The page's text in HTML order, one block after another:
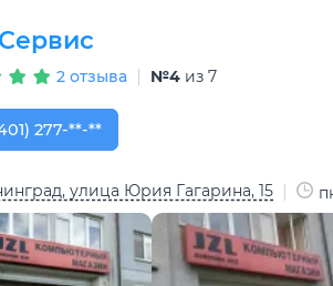
2 отзыва №4 из 7
277-71-33
277-**-**
улица Юрия Гагарина, 15